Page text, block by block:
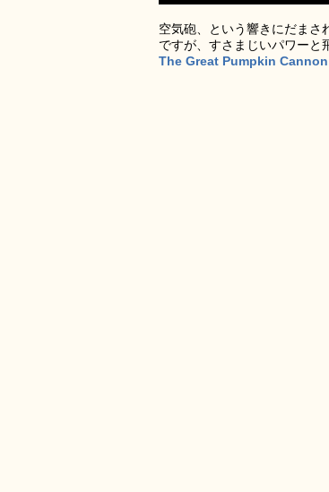
空気砲、という響きにだまさ
ですが、すさまじいパワーと
The Great Pumpkin